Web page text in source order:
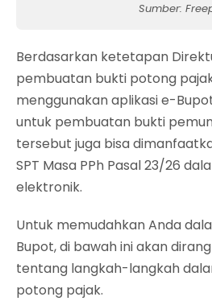
Sumber:
Berdasarkan ketetapan
pembuatan bukti potong
menggunakan aplikasi e-
untuk pembuatan bukti
tersebut juga bisa
SPT Masa PPh Pasal 23/26
elektronik.
Untuk memudahkan Anda
Bupot, di bawah ini akan
tentang langkah-langkah
potong pajak.